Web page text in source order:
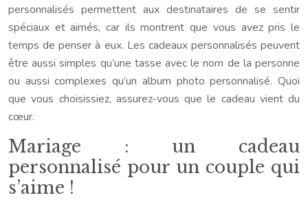
personnalisés permettent aux destinataires de se sentir
spéciaux et aimés, car ils montrent que vous avez pris le
temps de penser à eux. Les cadeaux personnalisés peuvent
être aussi simples qu’une tasse avec le nom de la personne
ou aussi complexes qu’un album photo personnalisé. Quoi
que vous choisissiez, assurez-vous que le cadeau vient du
cœur.
Mariage : un cadeau
personnalisé pour un couple qui
s’aime !